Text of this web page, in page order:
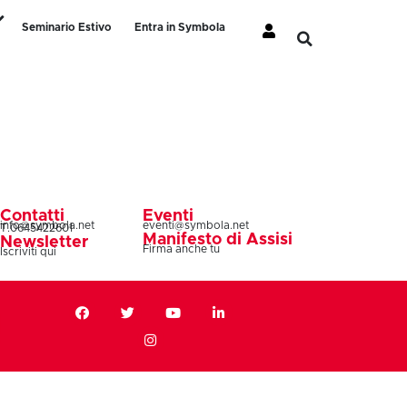
Seminario Estivo
Entra in Symbola
Contatti
info@symbola.net
T.0645422601
Newsletter
Iscriviti qui
Eventi
eventi@symbola.net
Manifesto di Assisi
Firma anche tu